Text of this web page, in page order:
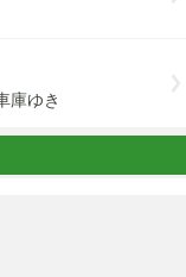
庫ゆき